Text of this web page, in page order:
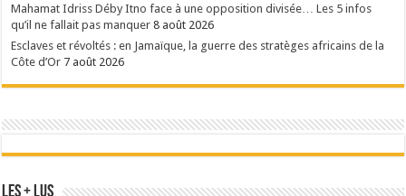
Mahamat Idriss Déby Itno face à une opposition divisée… Les 5 infos
qu’il ne fallait pas manquer 8 août 2026
Esclaves et révoltés : en Jamaïque, la guerre des stratèges africains de la
Côte d’Or 7 août 2026
Les + Lus